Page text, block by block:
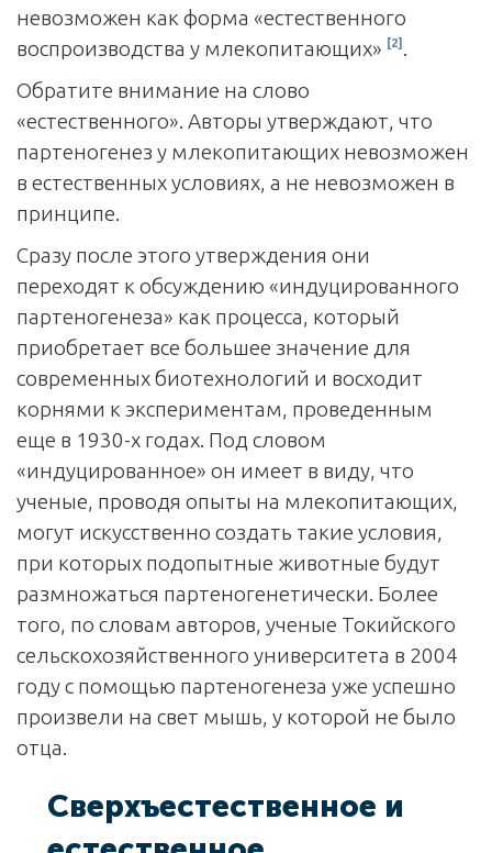
невозможен как форма «естественного
воспроизводства у млекопитающих» [2] .
Обратите внимание на слово
«естественного». Авторы утверждают, что
партеногенез у млекопитающих невозможен
в естественных условиях, а не невозможен в
принципе.
Сразу после этого утверждения они
переходят к обсуждению «индуцированного
партеногенеза» как процесса, который
приобретает все большее значение для
современных биотехнологий и восходит
корнями к экспериментам, проведенным
еще в 1930-х годах. Под словом
«индуцированное» он имеет в виду, что
ученые, проводя опыты на млекопитающих,
могут искусственно создать такие условия,
при которых подопытные животные будут
размножаться партеногенетически. Более
того, по словам авторов, ученые Токийского
сельскохозяйственного университета в 2004
году с помощью партеногенеза уже успешно
произвели на свет мышь, у которой не было
отца.
Сверхъестественное и